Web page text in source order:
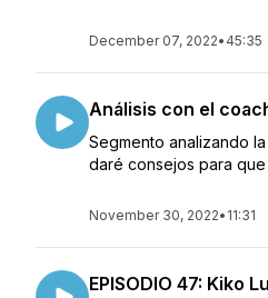
December 07, 2022• 45:35
Análisis con el
Segmento analizando
daré consejos para
November 30, 2022• 11:31
EPISODIO 47: Kiko